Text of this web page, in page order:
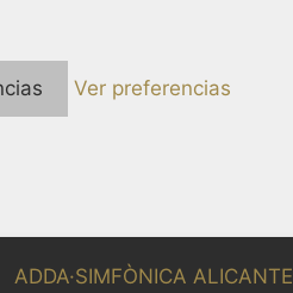
Ver preferencias
ADDA·SIMFÒNICA ALICANTE